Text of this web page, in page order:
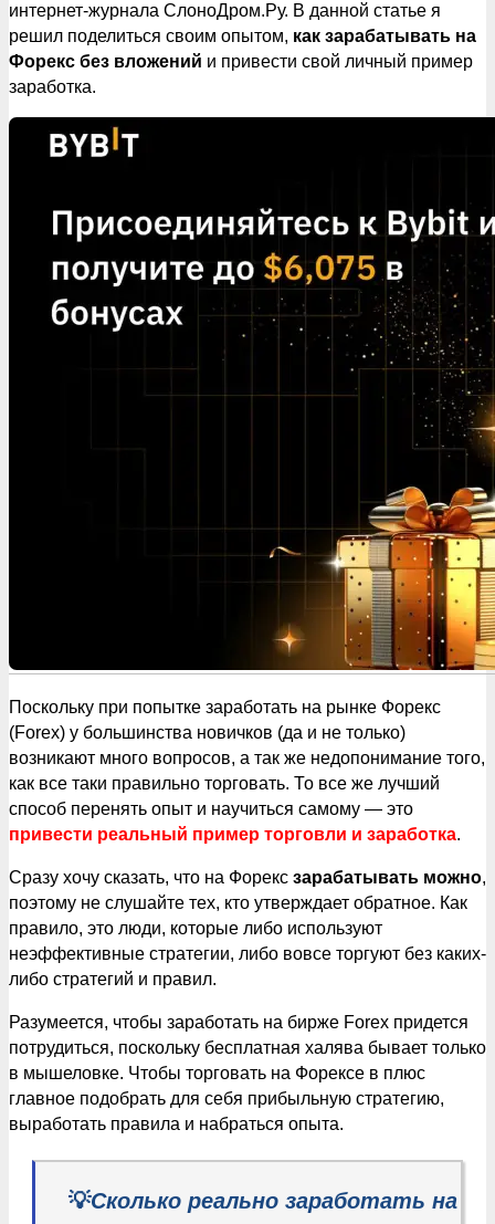
интернет-журнала СлоноДром.Ру. В данной статье я
решил поделиться своим опытом, как зарабатывать на
Форекс без вложений и привести свой личный пример
заработка.
Поскольку при попытке заработать на рынке Форекс
(Forex) у большинства новичков (да и не только)
возникают много вопросов, а так же недопонимание того,
как все таки правильно торговать. То все же лучший
способ перенять опыт и научиться самому — это
привести реальный пример торговли и заработка.
Сразу хочу сказать, что на Форекс зарабатывать можно,
поэтому не слушайте тех, кто утверждает обратное. Как
правило, это люди, которые либо используют
неэффективные стратегии, либо вовсе торгуют без каких-
либо стратегий и правил.
Разумеется, чтобы заработать на бирже Forex придется
потрудиться, поскольку бесплатная халява бывает только
в мышеловке. Чтобы торговать на Форексе в плюс
главное подобрать для себя прибыльную стратегию,
выработать правила и набраться опыта.
💡Сколько реально заработать на